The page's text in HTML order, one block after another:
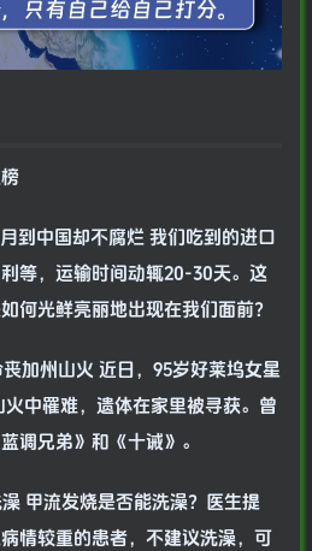
到中国却不腐烂 我们吃到的进口
等，运输时间动辄20-30天。这
何光鲜亮丽地出现在我们面前？
加州山火 近日，95岁好莱坞女星
火中罹难，遗体在家里被寻获。曾
调兄弟》和《十诫》。
甲流发烧是否能洗澡？医生提
情较重的患者，不建议洗澡，可